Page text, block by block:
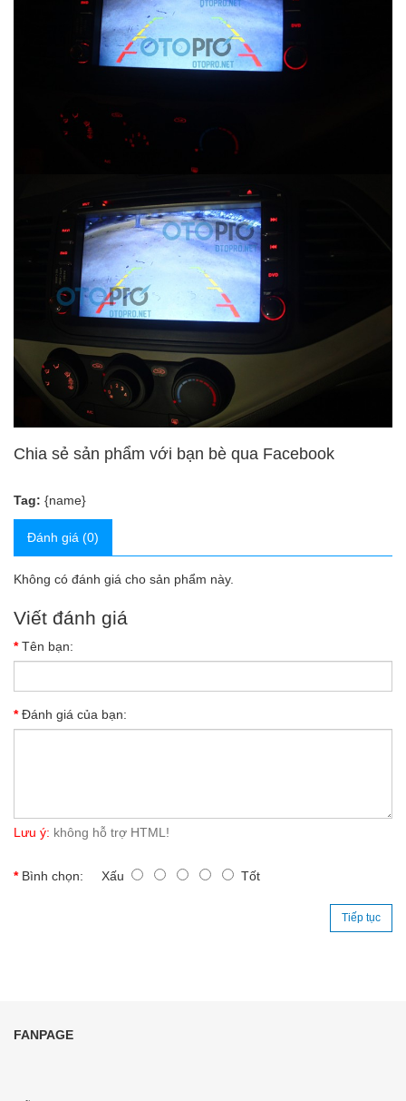
Chia sẻ sản phẩm với bạn bè qua Facebook
Tag: {name}
Đánh giá (0)
Không có đánh giá cho sản phẩm này.
Viết đánh giá
Tên bạn:
Đánh giá của bạn:
Lưu ý: không hỗ trợ HTML!
Bình chọn: Xấu Tốt
Tiếp tục
FANPAGE